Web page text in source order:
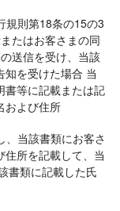
規則第18条の15の3
たはお客さまの同
送信を受け、当該
を受けた場合 当
書等に記載または記
および住所
、当該書類にお客さ
住所を記載して、当
書類に記載した氏